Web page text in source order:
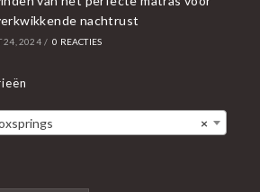
nachtrust
24, 2024 / 0 REACTIES
×